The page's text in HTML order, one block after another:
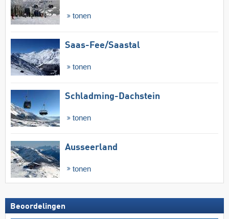
tonen
Saas-Fee/​Saastal
tonen
Schladming-Dachstein
tonen
Ausseerland
tonen
Beoordelingen